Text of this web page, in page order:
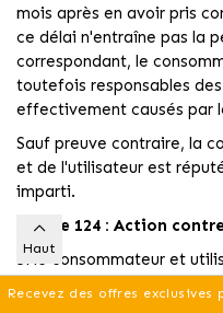
mois après en avoir pris
ce délai n'entraîne pas la
correspondant, le
toutefois responsables
effectivement causés par
Sauf preuve contraire, la
et de l'utilisateur est
imparti.
Article 124 : Action
Si le consommateur et
excessivement lourd de
défaut de conformité des
Recevez des offres exclusives
Haut